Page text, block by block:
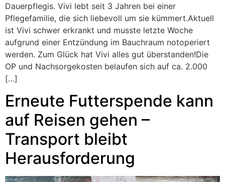
Dauerpflegis. Vivi lebt seit 3 Jahren bei einer
Pflegefamilie, die sich liebevoll um sie kümmert.Aktuell
ist Vivi schwer erkrankt und musste letzte Woche
aufgrund einer Entzündung im Bauchraum notoperiert
werden. Zum Glück hat Vivi alles gut überstanden!Die
OP und Nachsorgekosten belaufen sich auf ca. 2.000
[…]
Erneute Futterspende kann
auf Reisen gehen –
Transport bleibt
Herausforderung